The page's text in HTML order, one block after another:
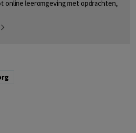
online leeromgeving met opdrachten,